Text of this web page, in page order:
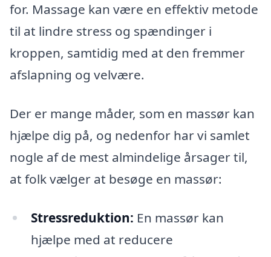
for. Massage kan være en effektiv metode
til at lindre stress og spændinger i
kroppen, samtidig med at den fremmer
afslapning og velvære.
Der er mange måder, som en massør kan
hjælpe dig på, og nedenfor har vi samlet
nogle af de mest almindelige årsager til,
at folk vælger at besøge en massør:
Stressreduktion: En massør kan
hjælpe med at reducere